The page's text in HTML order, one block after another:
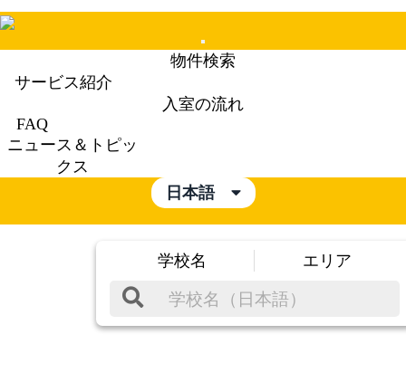
Mobile
Menu
物件検索
サービス紹介
入室の流れ
FAQ
ニュース＆トピッ
クス
日本語
学校名 エリア